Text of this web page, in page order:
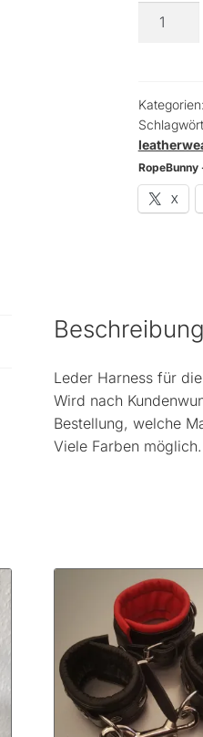
Leder
-
Menge
Kategorien:
RopeBunny
X
Beschreibung
Leder Harness für
Wird nach
Bestellung, welche
Viele Farben